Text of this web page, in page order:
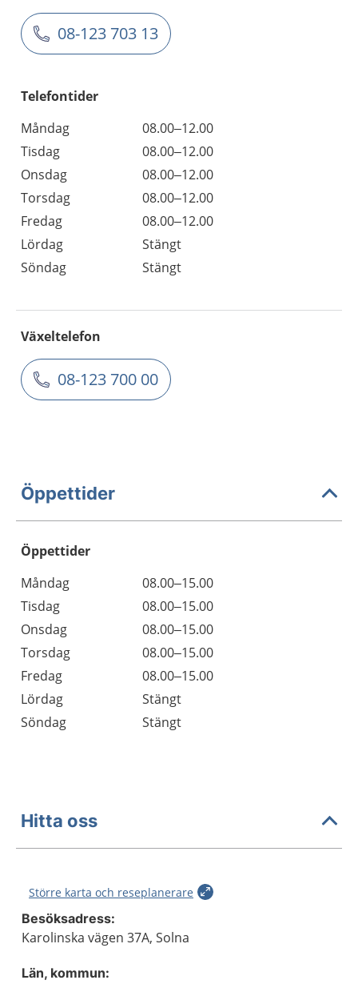
08-123 703 13
Telefontider
Måndag
08.00–12.00
Tisdag
08.00–12.00
Onsdag
08.00–12.00
Torsdag
08.00–12.00
Fredag
08.00–12.00
Lördag
Stängt
Söndag
Stängt
Växeltelefon
08-123 700 00
Öppettider
Öppettider
Dag
Öppettider
Kommentarer
Måndag
08.00–15.00
Tisdag
08.00–15.00
Onsdag
08.00–15.00
Torsdag
08.00–15.00
Fredag
08.00–15.00
Lördag
Stängt
Söndag
Stängt
Hitta oss
Större karta och reseplanerare
Besöksadress:
Karolinska vägen 37A, Solna
Län, kommun: